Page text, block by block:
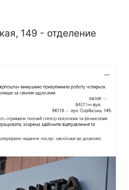
149 - отделение